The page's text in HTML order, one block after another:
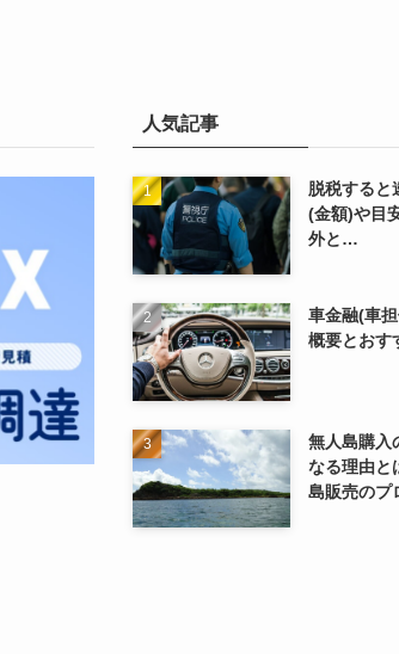
人気記事
脱税すると
(金額)や目
外と…
車金融(車
概要とおす
無人島購入
なる理由と
島販売のプ